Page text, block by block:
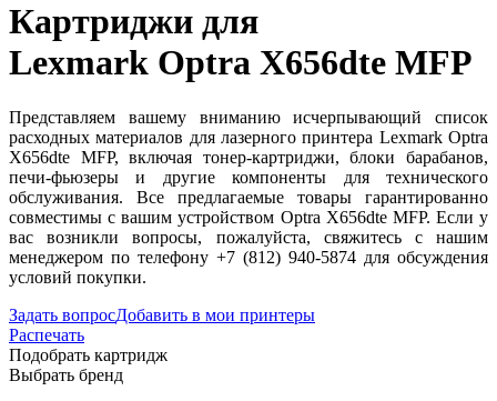
Картриджи для
Lexmark Optra X656dte MFP
Представляем вашему вниманию исчерпывающий список
расходных материалов для лазерного принтера Lexmark Optra
X656dte MFP, включая тонер-картриджи, блоки барабанов,
печи-фьюзеры и другие компоненты для технического
обслуживания. Все предлагаемые товары гарантированно
совместимы с вашим устройством Optra X656dte MFP. Если у
вас возникли вопросы, пожалуйста, свяжитесь с нашим
менеджером по телефону +7 (812) 940-5874 для обсуждения
условий покупки.
Задать вопросДобавить в мои принтеры
Распечать
Подобрать картридж
Выбрать бренд